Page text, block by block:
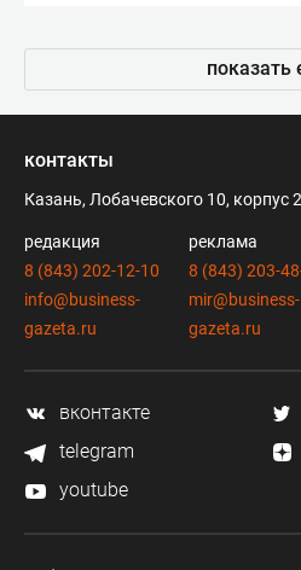
показать
контакты
Казань, Лобачевского 10, корпус 2
редакция
8 (843) 202-12-10
info@business-
gazeta.ru
реклама
8 (843) 203-
mir@business-
gazeta.ru
вконтакте
telegram
youtube